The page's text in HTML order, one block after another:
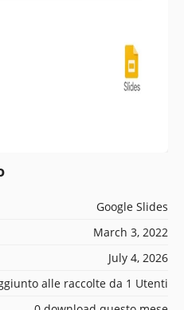
Google Slides
March 3, 2022
July 4, 2026
alle raccolte da 1 Utenti